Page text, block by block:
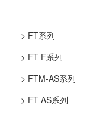
> FT系列
> FT-F系列
> FTM-AS系列
> FT-AS系列